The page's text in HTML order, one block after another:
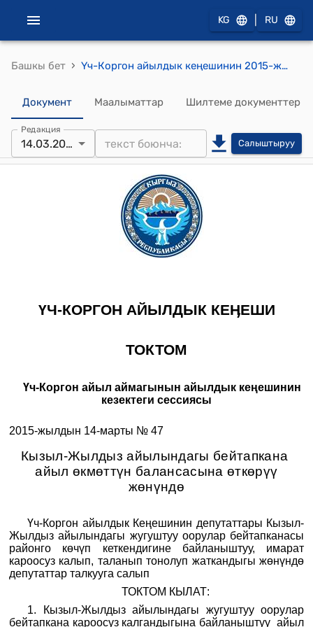
KG RU
Башкы бет › Үч-Коргон айылдык кеңешинин 2015-жылдын 14-мартындагы № 47 "Кызыл-Жылдыз айылындагы бейтапкана айыл өкмөттүн балансасына өткөрүү жөнүндө" токтому
Документ Маалыматтар Шилтеме документтер
Редакция
14.03.2015 Салыштыруу